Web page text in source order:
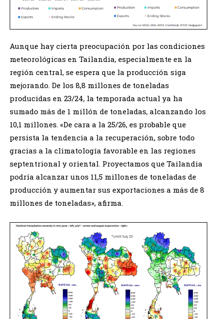
Aunque hay cierta preocupación por las condiciones
meteorológicas en Tailandia, especialmente en la
región central, se espera que la producción siga
mejorando. De los 8,8 millones de toneladas
producidas en 23/24, la temporada actual ya ha
sumado más de 1 millón de toneladas, alcanzando los
10,1 millones. «De cara a la 25/26, es probable que
persista la tendencia a la recuperación, sobre todo
gracias a la climatología favorable en las regiones
septentrional y oriental. Proyectamos que Tailandia
podría alcanzar unos 11,5 millones de toneladas de
producción y aumentar sus exportaciones a más de 8
millones de toneladas», afirma.